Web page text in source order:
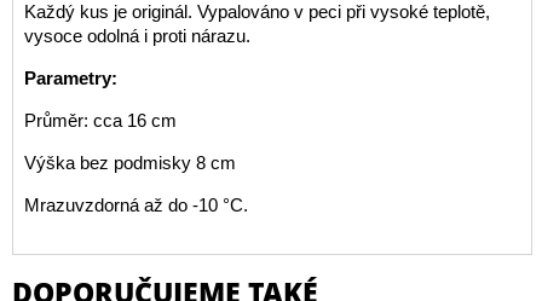
Každý kus je originál. Vypalováno v peci při vysoké teplotě,
vysoce odolná i proti nárazu.
Parametry:
Průměr: cca 16 cm
Výška bez podmisky 8 cm
Mrazuvzdorná až do -10 °C.
DOPORUČUJEME TAKÉ